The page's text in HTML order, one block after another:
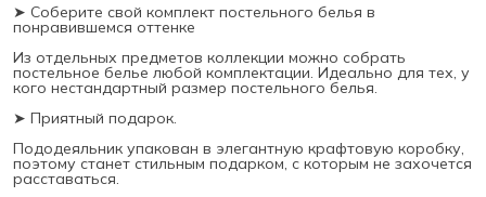
➤ Соберите свой комплект постельного белья в
понравившемся оттенке
Из отдельных предметов коллекции можно собрать
постельное белье любой комплектации. Идеально для тех, у
кого нестандартный размер постельного белья.
➤ Приятный подарок.
Пододеяльник упакован в элегантную крафтовую коробку,
поэтому станет стильным подарком, с которым не захочется
расставаться.